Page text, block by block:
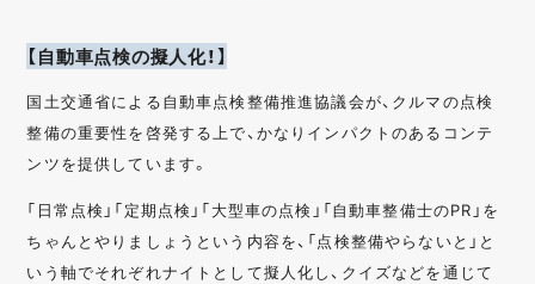
【自動車点検の擬人化！】
国土交通省による自動車点検整備推進協議会が、クルマの点検
整備の重要性を啓発する上で、かなりインパクトのあるコンテ
ンツを提供しています。
「日常点検」「定期点検」「大型車の点検」「自動車整備士のPR」を
ちゃんとやりましょうという内容を、「点検整備やらないと」と
いう軸でそれぞれナイトとして擬人化し、クイズなどを通じて